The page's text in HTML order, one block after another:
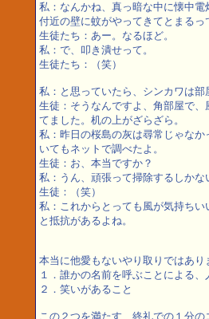
私：なんかね、真っ暗な中に懐中
付近の壁に蚊がやってきてとまる
生徒たち：あー。なるほど。
私：で、叩き潰せって。
生徒たち：（笑）
私：と思っていたら、シンカワは
生徒：そうなんですよ、角部屋で
てました。机の上がざらざら。
私：昨日の桜島の灰は尋常じゃな
いてもネットで調べたよ。
生徒：お、本当ですか？
私：うん、頑張って掃除するしかな
生徒：（笑）
私：これからとっても風が気持ち
と抵抗があるよね。
本当に他愛もないやり取りではあり
１．誰かの名前を呼ぶことによる
２．笑いがあること
この２つを満たす、終礼での１分